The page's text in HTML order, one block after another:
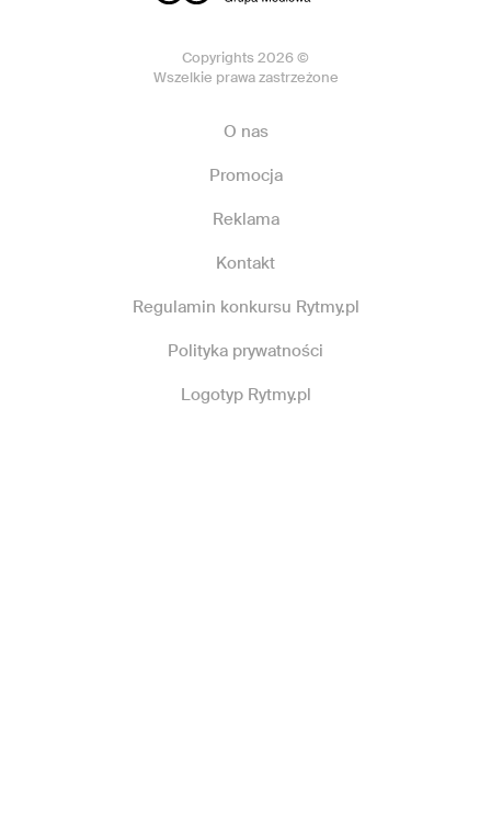
Copyrights 2026 ©
Wszelkie prawa zastrzeżone
O nas
Promocja
Reklama
Kontakt
Regulamin konkursu Rytmy.pl
Polityka prywatności
Logotyp Rytmy.pl